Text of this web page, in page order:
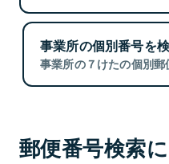
事業所の個別番号を
事業所の７けたの個別郵
郵便番号検索